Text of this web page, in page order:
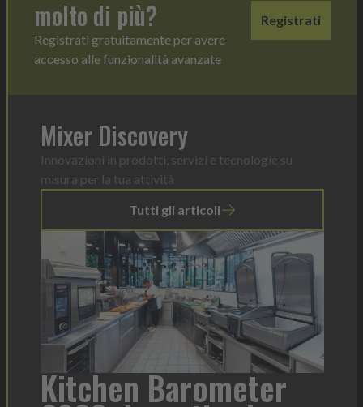
molto di più?
Registrati gratuitamente per avere
accesso alle funzionalità avanzate
Registrati
Mixer Discovery
Innovazioni in prodotti, servizi e tecnologie su
misura per la tua attività
Tutti gli articoli
Barometer Heinz